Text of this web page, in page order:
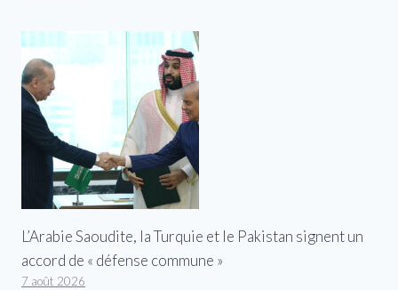
L’Arabie Saoudite, la Turquie et le Pakistan signent un
accord de « défense commune »
7 août 2026